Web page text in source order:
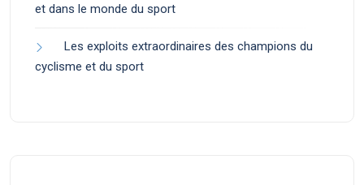
et dans le monde du sport
Les exploits extraordinaires des champions du
cyclisme et du sport